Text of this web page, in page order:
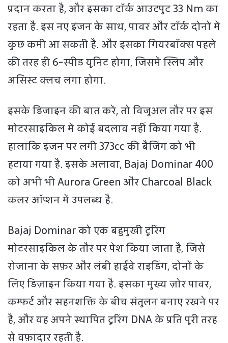
प्रदान करता है, और इसका टॉर्क आउटपुट 33 Nm का
रहता है. इस नए इंजन के साथ, पावर और टॉर्क दोनों में
कुछ कमी आ सकती है. और इसका गियरबॉक्स पहले
की तरह ही 6-स्पीड यूनिट होगा, जिसमें स्लिप और
असिस्ट क्लच लगा होगा.
इसके डिजाइन की बात करें, तो विजुअल तौर पर इस
मोटरसाइकिल में कोई बदलाव नहीं किया गया है.
हालांकि इंजन पर लगी 373cc की बैजिंग को भी
हटाया गया है. इसके अलावा, Bajaj Dominar 400
को अभी भी Aurora Green और Charcoal Black
कलर ऑप्शन में उपलब्ध है.
Bajaj Dominar को एक बहुमुखी टूरिंग
मोटरसाइकिल के तौर पर पेश किया जाता है, जिसे
रोज़ाना के सफ़र और लंबी हाईवे राइडिंग, दोनों के
लिए डिज़ाइन किया गया है. इसका मुख्य ज़ोर पावर,
कम्फर्ट और सहनशक्ति के बीच संतुलन बनाए रखने पर
है, और यह अपने स्थापित टूरिंग DNA के प्रति पूरी तरह
से वफ़ादार रहती है.